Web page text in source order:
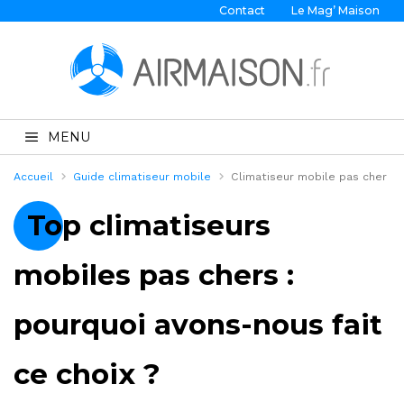
Contact Le Mag’ Maison
MENU
Accueil Guide climatiseur mobile Climatiseur mobile pas cher
Top climatiseurs
mobiles pas chers :
pourquoi avons-nous fait
ce choix ?